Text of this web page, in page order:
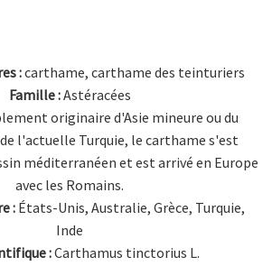
:carthame, carthame des teinturiers
Famille :Astéracées
originaire d'Asie mineure ou du
l'actuelle Turquie, le carthame s'est
méditerranéen et est arrivé en Europe
avec les Romains.
:États-Unis, Australie, Grèce, Turquie,
Inde
:Carthamus tinctorius L.